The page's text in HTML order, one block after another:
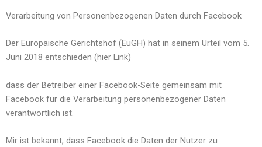
Verarbeitung von Personenbezogenen Daten durch Facebook
Der Europäische Gerichtshof (EuGH) hat in seinem Urteil vom 5.
Juni 2018 entschieden (hier Link)
dass der Betreiber einer Facebook-Seite gemeinsam mit
Facebook für die Verarbeitung personenbezogener Daten
verantwortlich ist.
Mir ist bekannt, dass Facebook die Daten der Nutzer zu